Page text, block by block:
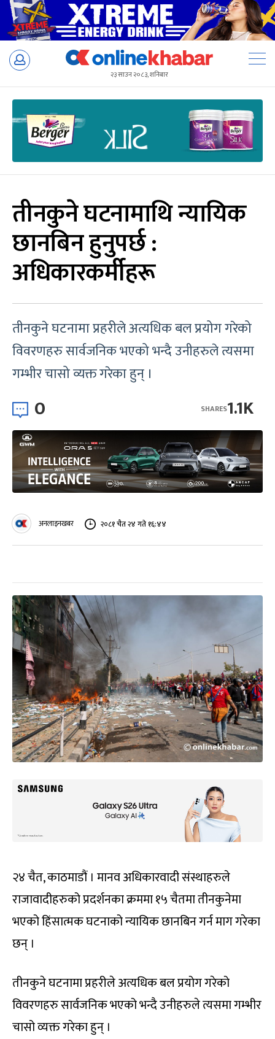
Skip
२३ साउन २०८३, शनिबार
तीनकुने घटनामाथि न्यायिक
छानबिन हुनुपर्छ :
अधिकारकर्मीहरू
तीनकुने घटनामा प्रहरीले अत्यधिक बल प्रयोग गरेको
विवरणहरु सार्वजनिक भएको भन्दै उनीहरुले त्यसमा
गम्भीर चासो व्यक्त गरेका हुन् ।
0 1.1K
SHARES
अनलाइनखबर २०८१ चैत २४ गते १६:४४
२४ चैत, काठमाडौं । मानव अधिकारवादी संस्थाहरुले
राजावादीहरुको प्रदर्शनका क्रममा १५ चैतमा तीनकुनेमा
भएको हिंसात्मक घटनाको न्यायिक छानबिन गर्न माग गरेका
छन् ।
तीनकुने घटनामा प्रहरीले अत्यधिक बल प्रयोग गरेको
विवरणहरु सार्वजनिक भएको भन्दै उनीहरुले त्यसमा गम्भीर
चासो व्यक्त गरेका हुन् ।